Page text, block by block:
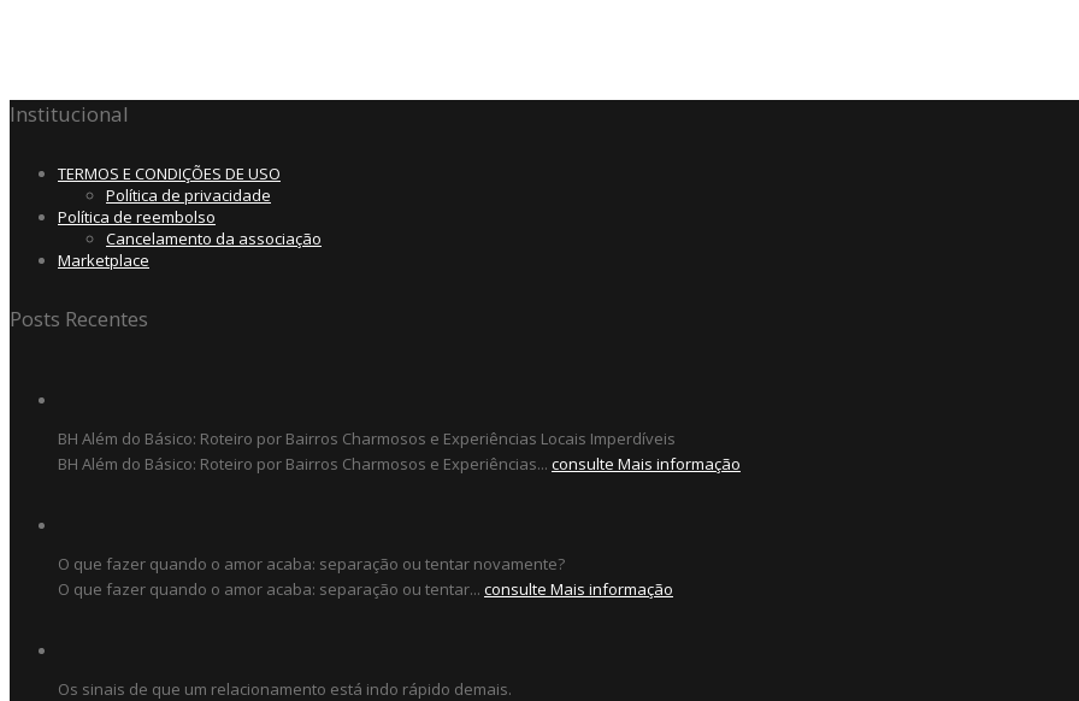
Institucional
TERMOS E CONDIÇÕES DE USO
Política de privacidade
Política de reembolso
Cancelamento da associação
Marketplace
Posts Recentes
BH Além do Básico: Roteiro por Bairros Charmosos e Experiências Locais Imperdíveis
BH Além do Básico: Roteiro por Bairros Charmosos e Experiências... consulte Mais informação
O que fazer quando o amor acaba: separação ou tentar novamente?
O que fazer quando o amor acaba: separação ou tentar... consulte Mais informação
Os sinais de que um relacionamento está indo rápido demais.